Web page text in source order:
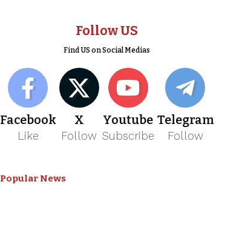
Follow US
Find US on Social Medias
Facebook
Like
X
Follow
Youtube
Subscribe
Telegram
Follow
Popular News